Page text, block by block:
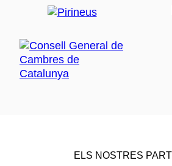
ELS NOSTRES